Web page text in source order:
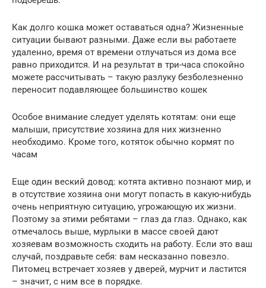
Как долго кошка может оставаться одна? Жизненные
ситуации бывают разными. Даже если вы работаете
удаленно, время от времени отлучаться из дома все
равно приходится. И на результат в три-часа спокойно
можете рассчитывать – такую разлуку безболезненно
переносит подавляющее большинство кошек
Особое внимание следует уделять котятам: они еще
малыши, присутствие хозяина для них жизненно
необходимо. Кроме того, котяток обычно кормят по
часам
Еще один веский довод: котята активно познают мир, и
в отсутствие хозяина они могут попасть в какую-нибудь
очень неприятную ситуацию, угрожающую их жизни.
Поэтому за этими ребятами – глаз да глаз. Однако, как
отмечалось выше, мурлыки в массе своей дают
хозяевам возможность сходить на работу. Если это ваш
случай, поздравьте себя: вам несказанно повезло.
Питомец встречает хозяев у дверей, мурчит и ластится
– значит, с ним все в порядке.